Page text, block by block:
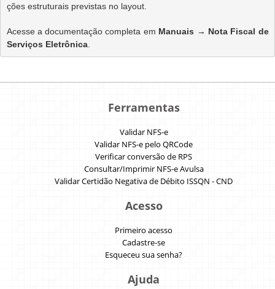
ções estruturais previstas no layout.
Acesse a documentação completa em Manuais → Nota Fiscal de
Serviços Eletrônica.
Ferramentas
Validar NFS-e
Validar NFS-e pelo QRCode
Verificar conversão de RPS
Consultar/Imprimir NFS-e Avulsa
Validar Certidão Negativa de Débito ISSQN - CND
Acesso
Primeiro acesso
Cadastre-se
Esqueceu sua senha?
Ajuda